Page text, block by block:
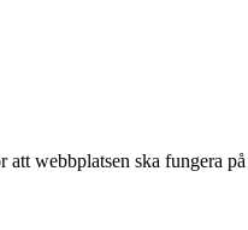
webbplatsen ska fungera